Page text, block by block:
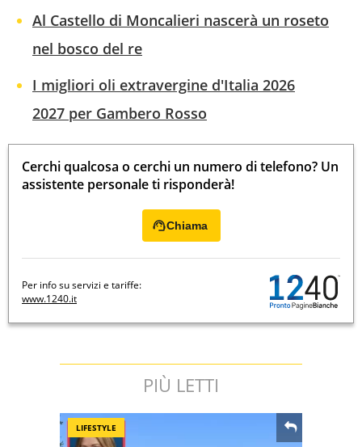
Al Castello di Moncalieri nascerà un roseto
nel bosco del re
I migliori oli extravergine d'Italia 2026
2027 per Gambero Rosso
Cerchi qualcosa o cerchi un numero di telefono? Un
assistente personale ti risponderà!
Chiama
Per info su servizi e tariffe:
www.1240.it
PIÙ LETTI
LIFESTYLE